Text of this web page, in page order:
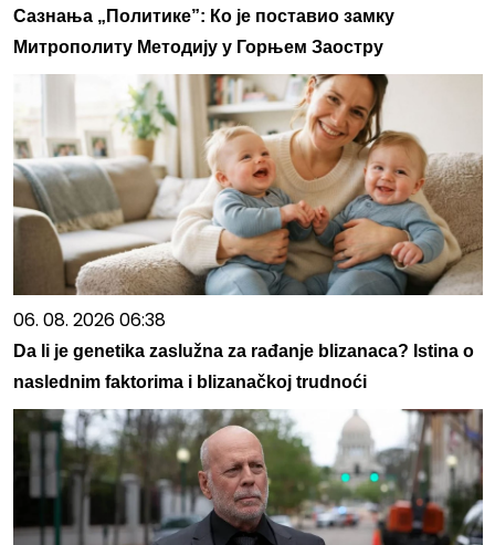
Сазнања „Политике”: Ко је поставио замку
Митрополиту Методију у Горњем Заостру
06. 08. 2026 06:38
Da li je genetika zaslužna za rađanje blizanaca? Istina o
naslednim faktorima i blizanačkoj trudnoći